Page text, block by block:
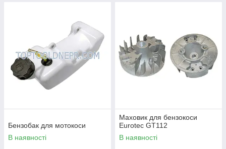
Бензобак для мотокоси
В наявності
Маховик для бензокоси
Eurotec GT112
В наявності